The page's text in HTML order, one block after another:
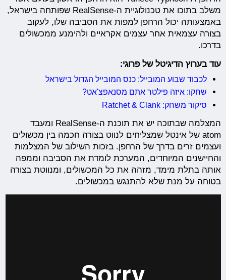
משלב בתוכו את טכנולוגיית ה-RealSense שפותחה בישראל,
באמצעותה יכול הרחפן למפות את הסביבה שלו, לעקוב
בצורה עצמאית אחר עצמים אקראיים ולהימנע ממכשולים
בדרכו.
עוד בערוץ הדיגיטל של פרוגי:
לכבוד שבוע המובייל: כנס המובייל הגדול בישראל
שחקו: איזה פילטר אתם מסנאפצ'אט?
סיקור משחק: Ratchet & Clank
המצלמה שבתוכה יש את תוכנת ה-RealSense ומעבד
atom של אינטל שמצליחים לנווט בצורה חכמה בין מכשולים
ועצמים זרים בדרך של הרחפן. בזכות השילוב של המצלמות
והחיישנים המיוחדים, המערכת לומדת את הסביבה וממפה
אותה בתלת מימד, מזהה את כל המכשולים, ומנווטת בצורה
בטוחה על מנת שלא להתנגש במכשולים.